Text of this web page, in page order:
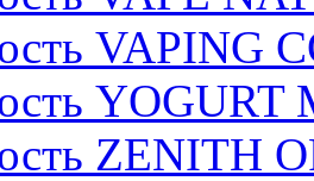
VAPING
YOGURT
ZENITH